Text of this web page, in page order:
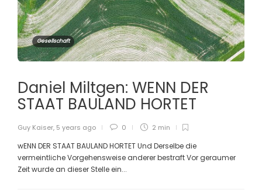
Gesellschaft
Daniel Miltgen: WENN DER
STAAT BAULAND HORTET
Guy Kaiser, 5 years ago 0 2 min
wENN DER STAAT BAULAND HORTET Und Derselbe die
vermeintliche Vorgehensweise anderer bestraft Vor geraumer
Zeit wurde an dieser Stelle ein...